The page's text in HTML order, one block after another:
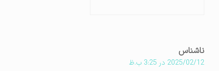
ناشناس
2025/02/12 در 3:25 ب.ظ